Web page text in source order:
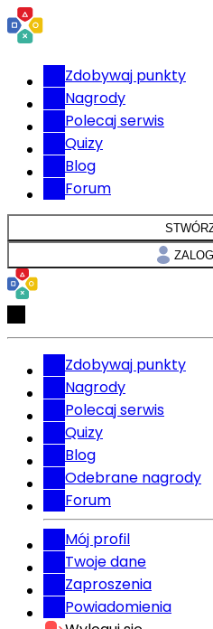
Zdobywaj punkty
Nagrody
Polecaj serwis
Quizy
Blog
Forum
Zdobywaj punkty
Nagrody
Polecaj serwis
Quizy
Blog
Odebrane nagrody
Forum
Mój profil
Twoje dane
Zaproszenia
Powiadomienia